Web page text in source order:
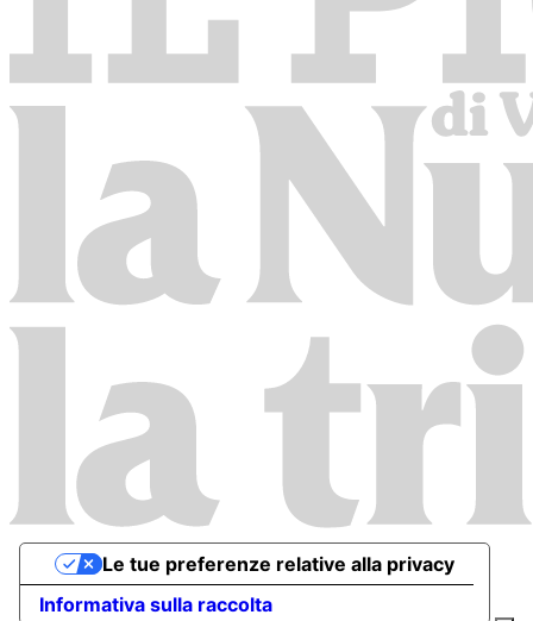
Informativa sulla raccolta
Le tue preferenze relative alla privacy